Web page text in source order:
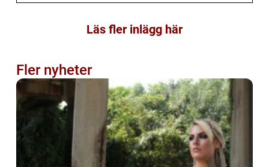
Läs fler inlägg här
Fler nyheter